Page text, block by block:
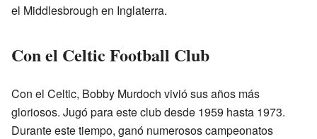
el Middlesbrough en Inglaterra.
Con el Celtic Football Club
Con el Celtic, Bobby Murdoch vivió sus años más
gloriosos. Jugó para este club desde 1959 hasta 1973.
Durante este tiempo, ganó numerosos campeonatos